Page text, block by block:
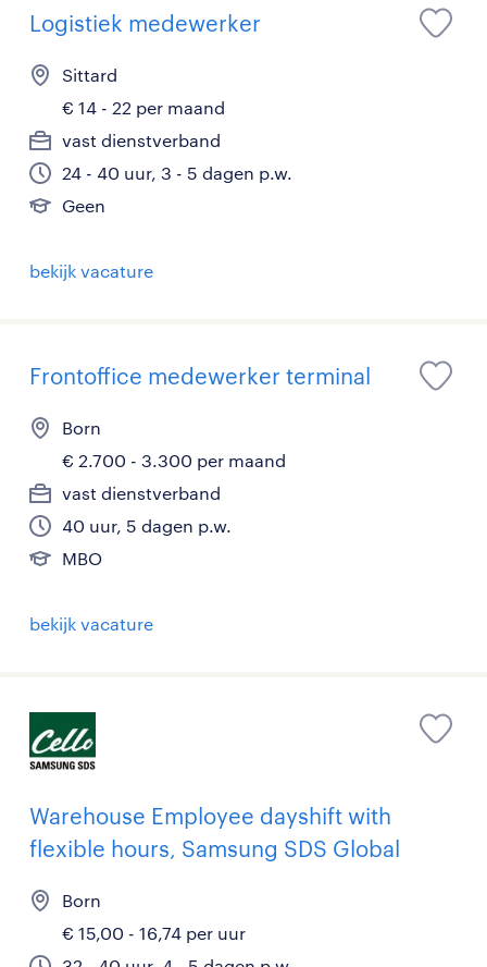
Logistiek medewerker
Sittard
€ 14 - 22 per maand
vast dienstverband
24 - 40 uur, 3 - 5 dagen p.w.
Geen
bekijk vacature
Frontoffice medewerker terminal
Born
€ 2.700 - 3.300 per maand
vast dienstverband
40 uur, 5 dagen p.w.
MBO
bekijk vacature
Warehouse Employee dayshift with
flexible hours, Samsung SDS Global
Born
€ 15,00 - 16,74 per uur